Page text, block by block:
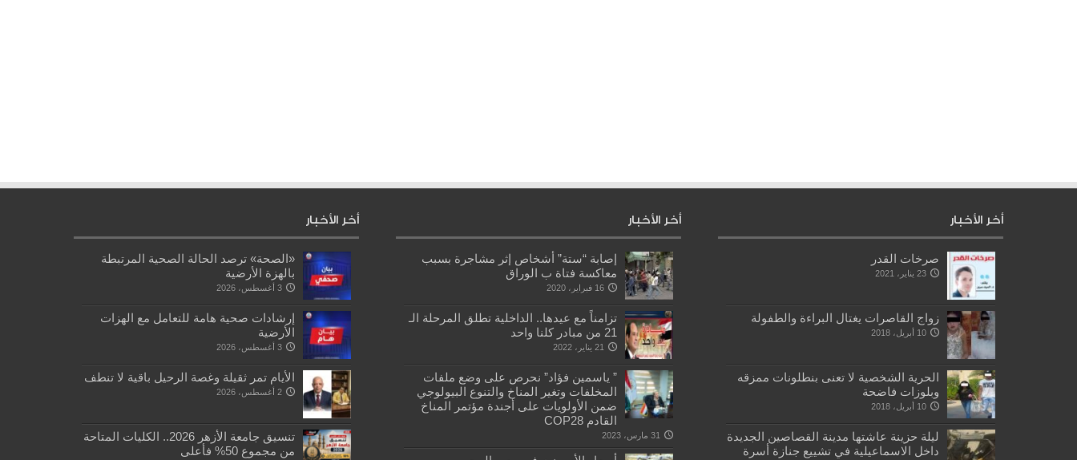
أخر الأخبار
صرخات القدر
23 يناير، 2021
زواج القاصرات يغتال البراءة والطفولة
10 أبريل، 2018
الحرية الشخصية لا تعنى بنطلونات ممزقه
وبلوزات فاضحة
10 أبريل، 2018
ليلة حزينة عاشتها مدينة القصاصين الجديدة
داخل الاسماعيلية في تشييع جنازة أسرة
أخر الأخبار
إصابة “ستة” أشخاص إثر مشاجرة بسبب
معاكسة فتاة ب الوراق
16 فبراير، 2020
تزامناً مع عيدها.. الداخلية تطلق المرحلة الـ
21 من مبادر كلنا واحد
21 يناير، 2022
” ياسمين فؤاد” نحرص على وضع ملفات
المخلفات وتغير المناخ والتنوع البيولوجي
ضمن الأولويات على أجندة مؤتمر المناخ
القادم COP28
31 مارس، 2023
أخر الأخبار
«الصحة» ترصد الحالة الصحية المرتبطة
بالهزة الأرضية
3 أغسطس، 2026
إرشادات صحية هامة للتعامل مع الهزات
الأرضية
3 أغسطس، 2026
الأيام تمر ثقيلة وغصة الرحيل باقية لا تنطف
2 أغسطس، 2026
تنسيق جامعة الأزهر 2026.. الكليات المتاحة
من مجموع 50% فأعلى